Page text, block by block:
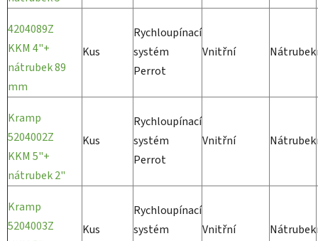
4204089Z
KKM 4"+
nátrubek 89
mm
Kus
Rychloupínací
systém
Perrot
Vnitřní Nátrubek
Kramp
5204002Z
KKM 5"+
nátrubek 2"
Kus
Rychloupínací
systém
Perrot
Vnitřní Nátrubek
Kramp
5204003Z
Kus
Rychloupínací
systém
Vnitřní Nátrubek